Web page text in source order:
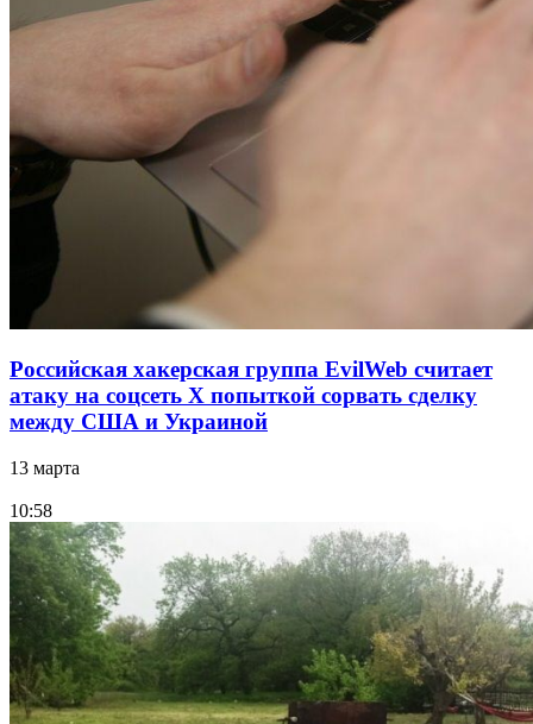
Российская хакерская группа EvilWeb считает
атаку на соцсеть Х попыткой сорвать сделку
между США и Украиной
13 марта
10:58